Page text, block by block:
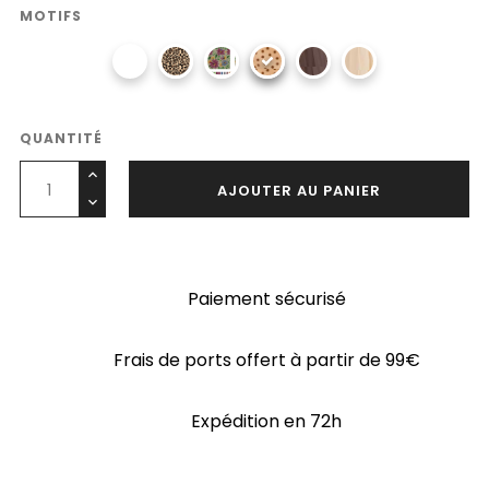
MOTIFS
QUANTITÉ
AJOUTER AU PANIER
Paiement sécurisé
Frais de ports offert à partir de 99€
Expédition en 72h